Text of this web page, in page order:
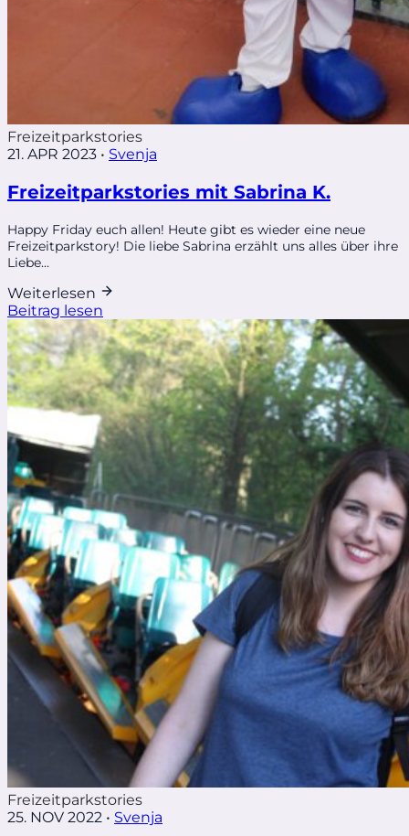
Freizeitparkstories
21. APR 2023 • Svenja
Freizeitparkstories mit Sabrina K.
Happy Friday euch allen! Heute gibt es wieder eine neue
Freizeitparkstory! Die liebe Sabrina erzählt uns alles über ihre
Liebe...
Weiterlesen
Beitrag lesen
Freizeitparkstories
25. NOV 2022 • Svenja